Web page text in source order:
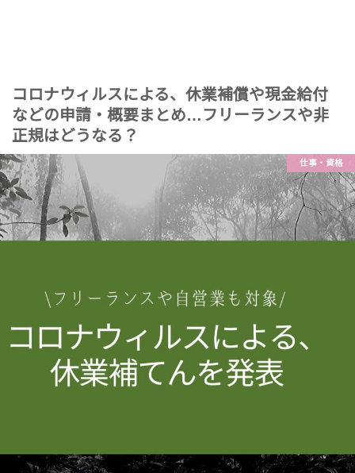
コロナウィルスによる、休業補償や現金給付
などの申請・概要まとめ…フリーランスや非
正規はどうなる？
仕事・資格